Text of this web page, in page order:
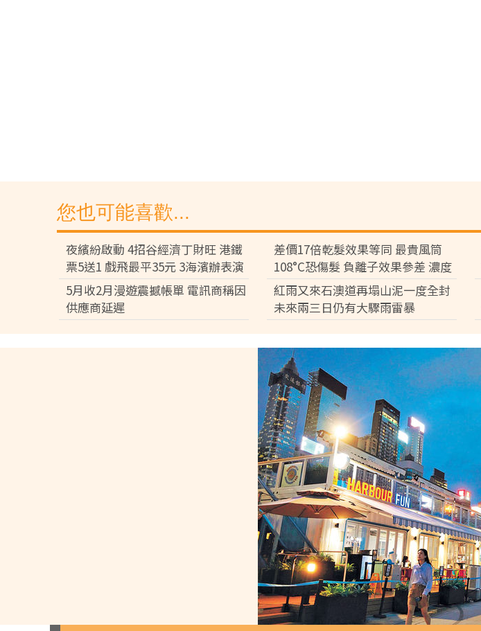
您也可能喜歡...
夜繽紛啟動 4招谷經濟丁財旺 港鐵
票5送1 戲飛最平35元 3海濱辦表演
差價17倍乾髮效果等同 最貴風筒
108°C恐傷髮 負離子效果參差 濃度
差逾百倍
5月收2月漫遊震撼帳單 電訊商稱因
供應商延遲
紅雨又來石澳道再塌山泥一度全封
未來兩三日仍有大驟雨雷暴